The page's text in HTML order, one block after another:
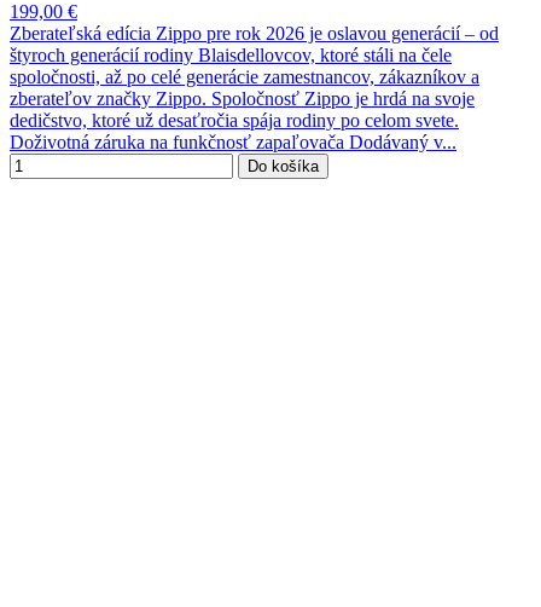
199,00 €
Zberateľská edícia Zippo pre rok 2026 je oslavou generácií – od
štyroch generácií rodiny Blaisdellovcov, ktoré stáli na čele
spoločnosti, až po celé generácie zamestnancov, zákazníkov a
zberateľov značky Zippo. Spoločnosť Zippo je hrdá na svoje
dedičstvo, ktoré už desaťročia spája rodiny po celom svete.
Doživotná záruka na funkčnosť zapaľovača Dodávaný v...
Do košíka